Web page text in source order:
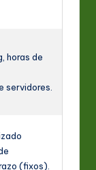
horas de
servidores.
(fixos).